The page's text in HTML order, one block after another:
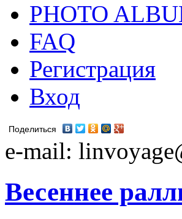
PHOTO
FAQ
Регистрация
Вход
Поделиться
e-mail:
Весеннее